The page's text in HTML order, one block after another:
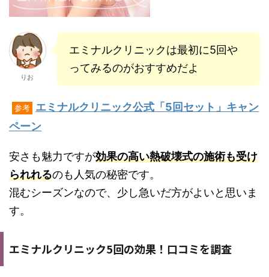
りお
エミナルクリニックは最初に5回や
ってみるのがおすすめだよ
参考
エミナルクリニック公式「5回セット」キャン
ペーン
安さも魅力ですが効果の高い熱破壊式の施術も受け
られれるのも人気の秘密です。
混むシーズンなので、少し急いだ方がよいと思いま
す。
エミナルクリニック5回の効果！口コミを調査